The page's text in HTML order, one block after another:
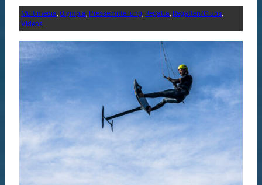
Multimedia, Olympia, Pressemitteilung, Regatta, Regatten/Clubs
Videos